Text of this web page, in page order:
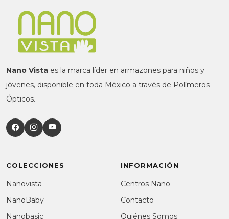
Nano Vista es la marca líder en armazones para niños y
jóvenes, disponible en toda México a través de Polímeros
Ópticos.
COLECCIONES
Nanovista
NanoBaby
Nanobasic
INFORMACIÓN
Centros Nano
Contacto
Quiénes Somos